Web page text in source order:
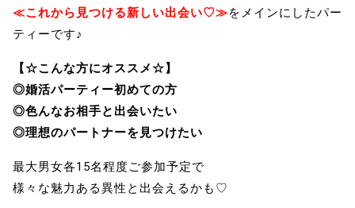
≪これから見つける新しい出会い♡≫をメインにしたパー
ティーです♪
【☆こんな方にオススメ☆】
◎婚活パーティー初めての方
◎色んなお相手と出会いたい
◎理想のパートナーを見つけたい
最大男女各15名程度ご参加予定で
様々な魅力ある異性と出会えるかも♡